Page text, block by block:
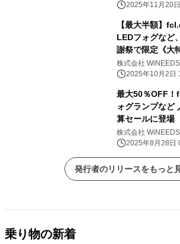
2025年11月20
【最大半額】
LEDフォグなど
謝祭で限定《大
株式会社
2025年10月2日
最大50％OFF！
ォグランプなど
算セールに登場
株式会社
2025年8月28日
発行者のリリースをもっと
乗り物の新着